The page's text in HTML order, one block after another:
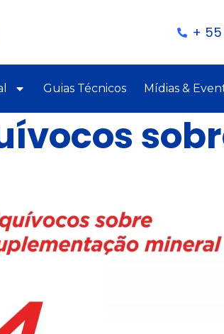
+ 55
Guias Técnicos Mídias &